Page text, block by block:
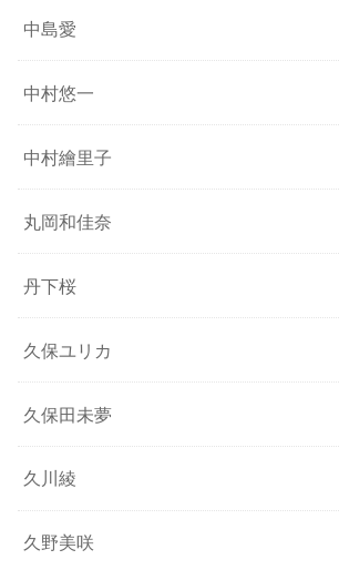
中島愛
中村悠一
中村繪里子
丸岡和佳奈
丹下桜
久保ユリカ
久保田未夢
久川綾
久野美咲